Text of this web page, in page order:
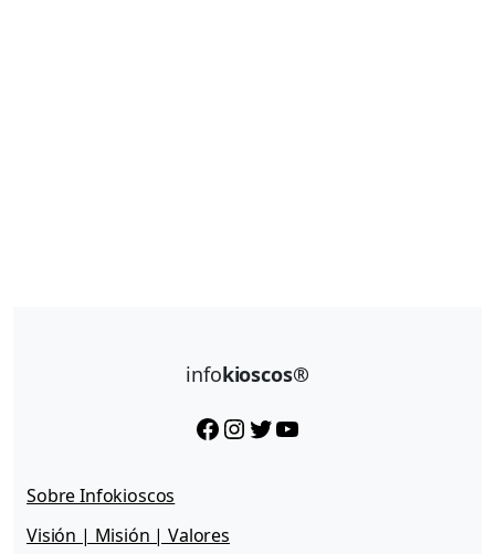
infokioscos®
Facebook InstagramTwitter YouTube
Sobre Infokioscos
Visión | Misión | Valores